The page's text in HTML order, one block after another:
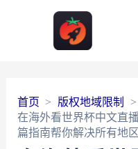
首页
版权地域限制
在海外看世界杯中文直
篇指南帮你解决所有地